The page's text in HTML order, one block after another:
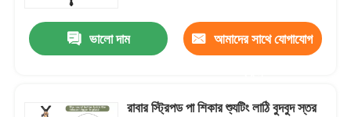
ভালো দাম আমাদের সাথে যোগাযোগ
রাবার স্ট্রিপড পা শিকার শ্যুটিং লাঠি বুদবুদ স্তর